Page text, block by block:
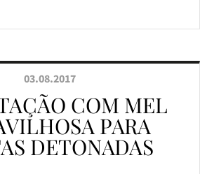
03.08.2017
COM MEL
PARA
DETONADAS